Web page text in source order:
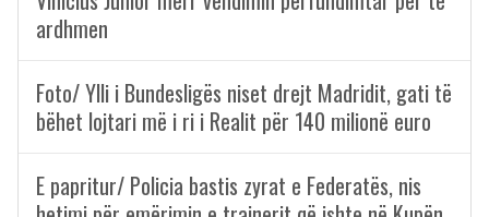
ardhmen
Foto/ Ylli i Bundesligës niset drejt Madridit, gati të
bëhet lojtari më i ri i Realit për 140 milionë euro
E papritur/ Policia bastis zyrat e Federatës, nis